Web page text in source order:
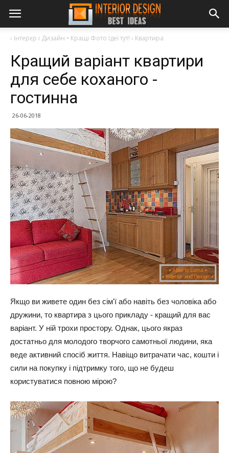
› Інтерєр і Дизайн • Кращі Фото Ідеї тут! › Квартира
Кращий варіант квартири
для себе коханого -
гостинна
26-06-2018
Якщо ви живете один без сім'ї або навіть без чоловіка або
дружини, то квартира з цього прикладу - кращий для вас
варіант. У ній трохи простору. Однак, цього якраз
достатньо для молодого творчого самотньої людини, яка
веде активний спосіб життя. Навіщо витрачати час, кошти і
сили на покупку і підтримку того, що не будеш
користуватися повною мірою?